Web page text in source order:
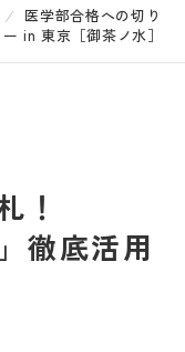
探す
るご質問
医学部合格への切り
ーin 東京［御茶ノ水］
！
徹底活用